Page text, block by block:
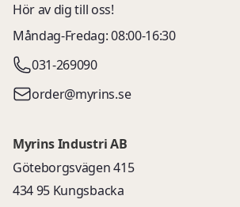
Hör av dig till oss!
Måndag-Fredag: 08:00-16:30
031-269090
order@myrins.se
Myrins Industri AB
Göteborgsvägen 415
434 95 Kungsbacka